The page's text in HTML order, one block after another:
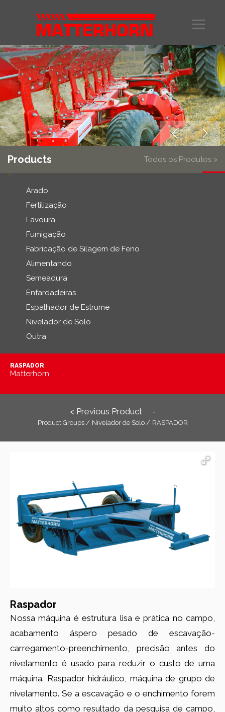
Products Todos os Produtos >
Arado
Fertilização
Lavoura
Fumigação
Fabricação de Silagem de Feno
Alimentando
Semeadura
Enfardadeiras
Espalhador de Estrume
Nivelador de Solo
Outra
RASPADOR
Matterhorn
< Previous Product -
Product Groups / Nivelador de Solo / RASPADOR
Raspador
Nossa máquina é estrutura lisa e prática no campo,
acabamento áspero pesado de escavação-
carregamento-preenchimento, precisão antes do
nivelamento é usado para reduzir o custo de uma
máquina. Raspador hidráulico, máquina de grupo de
nivelamento. Se a escavação e o enchimento forem
muito altos como resultado da pesquisa de campo,